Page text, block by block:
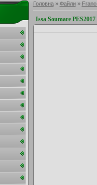
Головна» Файли»
Issa Soumare